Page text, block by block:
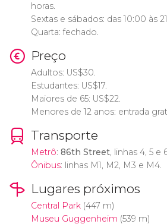
horas.
Sextas e sábados: das 10:00 às
Quarta: fechado.
Preço
Adultos: US$30.
Estudantes: US$17.
Maiores de 65: US$22.
Menores de 12 anos: entrada
Transporte
Metrô: 86th Street, linhas 4, 5 e
Ônibus: linhas M1, M2, M3 e M4.
Lugares próximos
Central Park(447 m)
Museu Guggenheim (539 m)